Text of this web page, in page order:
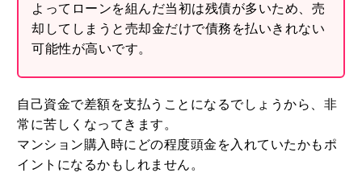
よってローンを組んだ当初は残債が多いため、売
却してしまうと売却金だけで債務を払いきれない
可能性が高いです。
自己資金で差額を支払うことになるでしょうから、非
常に苦しくなってきます。
マンション購入時にどの程度頭金を入れていたかもポ
イントになるかもしれません。